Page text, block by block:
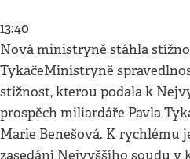
13:40
Nová ministryně stáhla
TykačeMinistryně
stížnost, kterou podala k
prospěch miliardáře Pavla
Marie Benešová. K rychlému
zasedání Nejvyššího soudu v